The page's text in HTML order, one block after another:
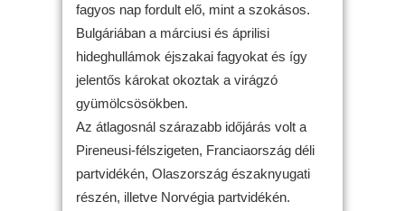
fagyos nap fordult elő, mint a szokásos.
Bulgáriában a márciusi és áprilisi
hideghullámok éjszakai fagyokat és így
jelentős károkat okoztak a virágzó
gyümölcsösökben.
Az átlagosnál szárazabb időjárás volt a
Pireneusi-félszigeten, Franciaország déli
partvidékén, Olaszország északnyugati
részén, illetve Norvégia partvidékén.